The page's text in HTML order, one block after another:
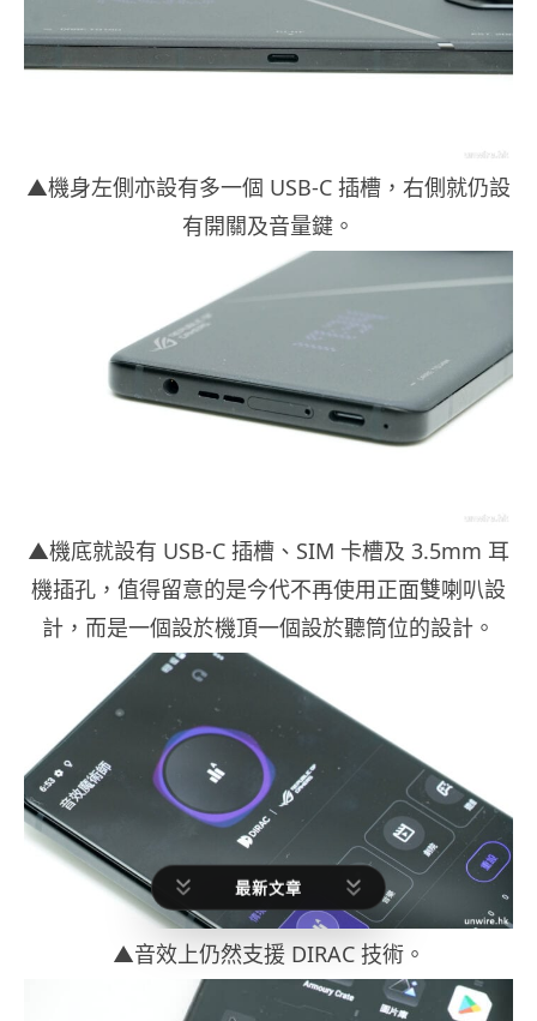
▲機身左側亦設有多一個 USB-C 插槽，右側就仍設
有開關及音量鍵。
▲機底就設有 USB-C 插槽、SIM 卡槽及 3.5mm 耳
機插孔，值得留意的是今代不再使用正面雙喇叭設
計，而是一個設於機頂一個設於聽筒位的設計。
▲音效上仍然支援 DIRAC 技術。
最新文章